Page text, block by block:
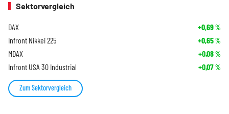
Sektorvergleich
DAX +0,69%
Infront Nikkei 225 +0,65%
MDAX +0,08%
Infront USA 30 Industrial +0,07%
Zum Sektorvergleich